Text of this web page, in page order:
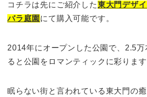
コチラは先にご紹介した東大門デザ
バラ庭園 にて購入可能です。
2014年にオープンした公園で、2.5
ると公園をロマンティックに彩りま
眠らない街と言われている東大門の